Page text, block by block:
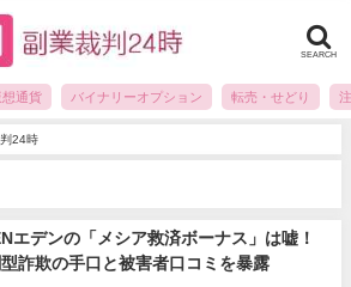
SEARCH
想通貨 バイナリーオプション 転売・せどり
24時
エデンの「メシア救済ボーナス」は嘘！
詐欺の手口と被害者口コミを暴露